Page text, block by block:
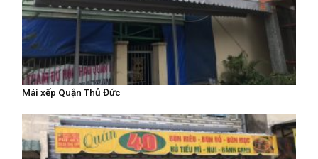
Mái xếp Quận Thủ Đức